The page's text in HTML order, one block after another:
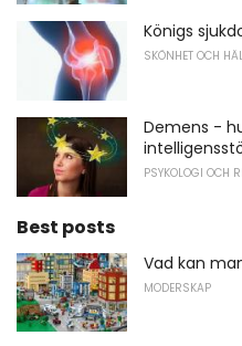
Königs
SKÖNHET OCH
Demens -
PSYKOLOGI OCH
Best posts
Vad kan
MODERSKAP